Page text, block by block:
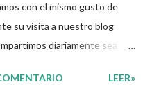
con el mismo gusto de
su visita a nuestro blog
diariamente sea de
Examen correspomdiente
LEER»